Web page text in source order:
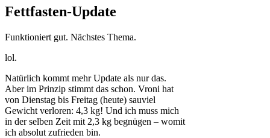
Fettfasten-Update
Funktioniert gut. Nächstes Thema.
lol.
Natürlich kommt mehr Update als nur das.
Aber im Prinzip stimmt das schon. Vroni hat
von Dienstag bis Freitag (heute) sauviel
Gewicht verloren: 4,3 kg! Und ich muss mich
in der selben Zeit mit 2,3 kg begnügen – womit
ich absolut zufrieden bin.